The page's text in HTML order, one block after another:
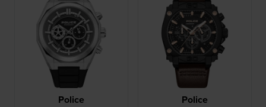
Police Police